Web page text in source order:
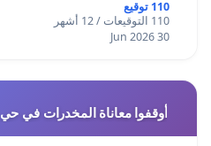
110 توقيع
110 التوقيعات / 12 أشهر
30 Jun 2026
أوقفوا معاناة المخدرات في حي H وأعيدوا الأمان إلى حينا!